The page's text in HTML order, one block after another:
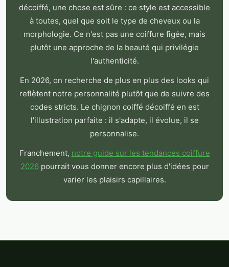
décoiffé, une chose est sûre : ce style est accessible
à toutes, quel que soit le type de cheveux ou la
morphologie. Ce n'est pas une coiffure figée, mais
plutôt une approche de la beauté qui privilégie
l'authenticité.
En 2026, on recherche de plus en plus des looks qui
reflètent notre personnalité plutôt que de suivre des
codes stricts. Le chignon coiffé décoiffé en est
l'illustration parfaite : il s'adapte, il évolue, il se
personnalise.
Franchement, notre guide sur les tendances coiffure
2026pourrait vous donner encore plus d'idées pour
varier les plaisirs capillaires.